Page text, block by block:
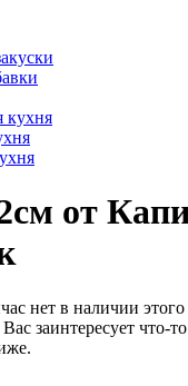
кухня
от
нет в наличии этого
заинтересует что-